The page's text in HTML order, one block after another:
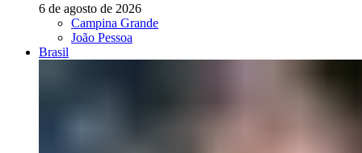
6 de agosto de 2026
Campina Grande
João Pessoa
Brasil